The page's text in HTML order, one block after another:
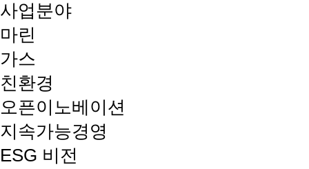
사업분야
마린
가스
친환경
오픈이노베이션
지속가능경영
ESG 비전